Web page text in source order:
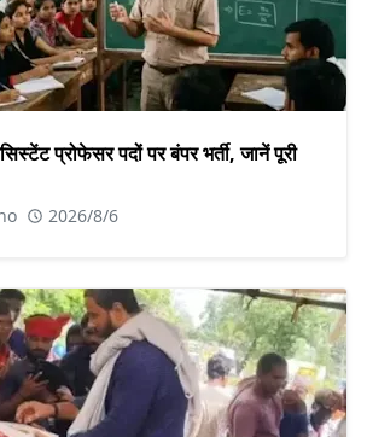
प्रोफेसर पदों पर बंपर भर्ती, जानें पूरी
2026/8/6